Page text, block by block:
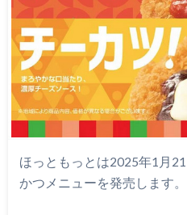
ほっともっとは2025年1月
かつメニューを発売します。